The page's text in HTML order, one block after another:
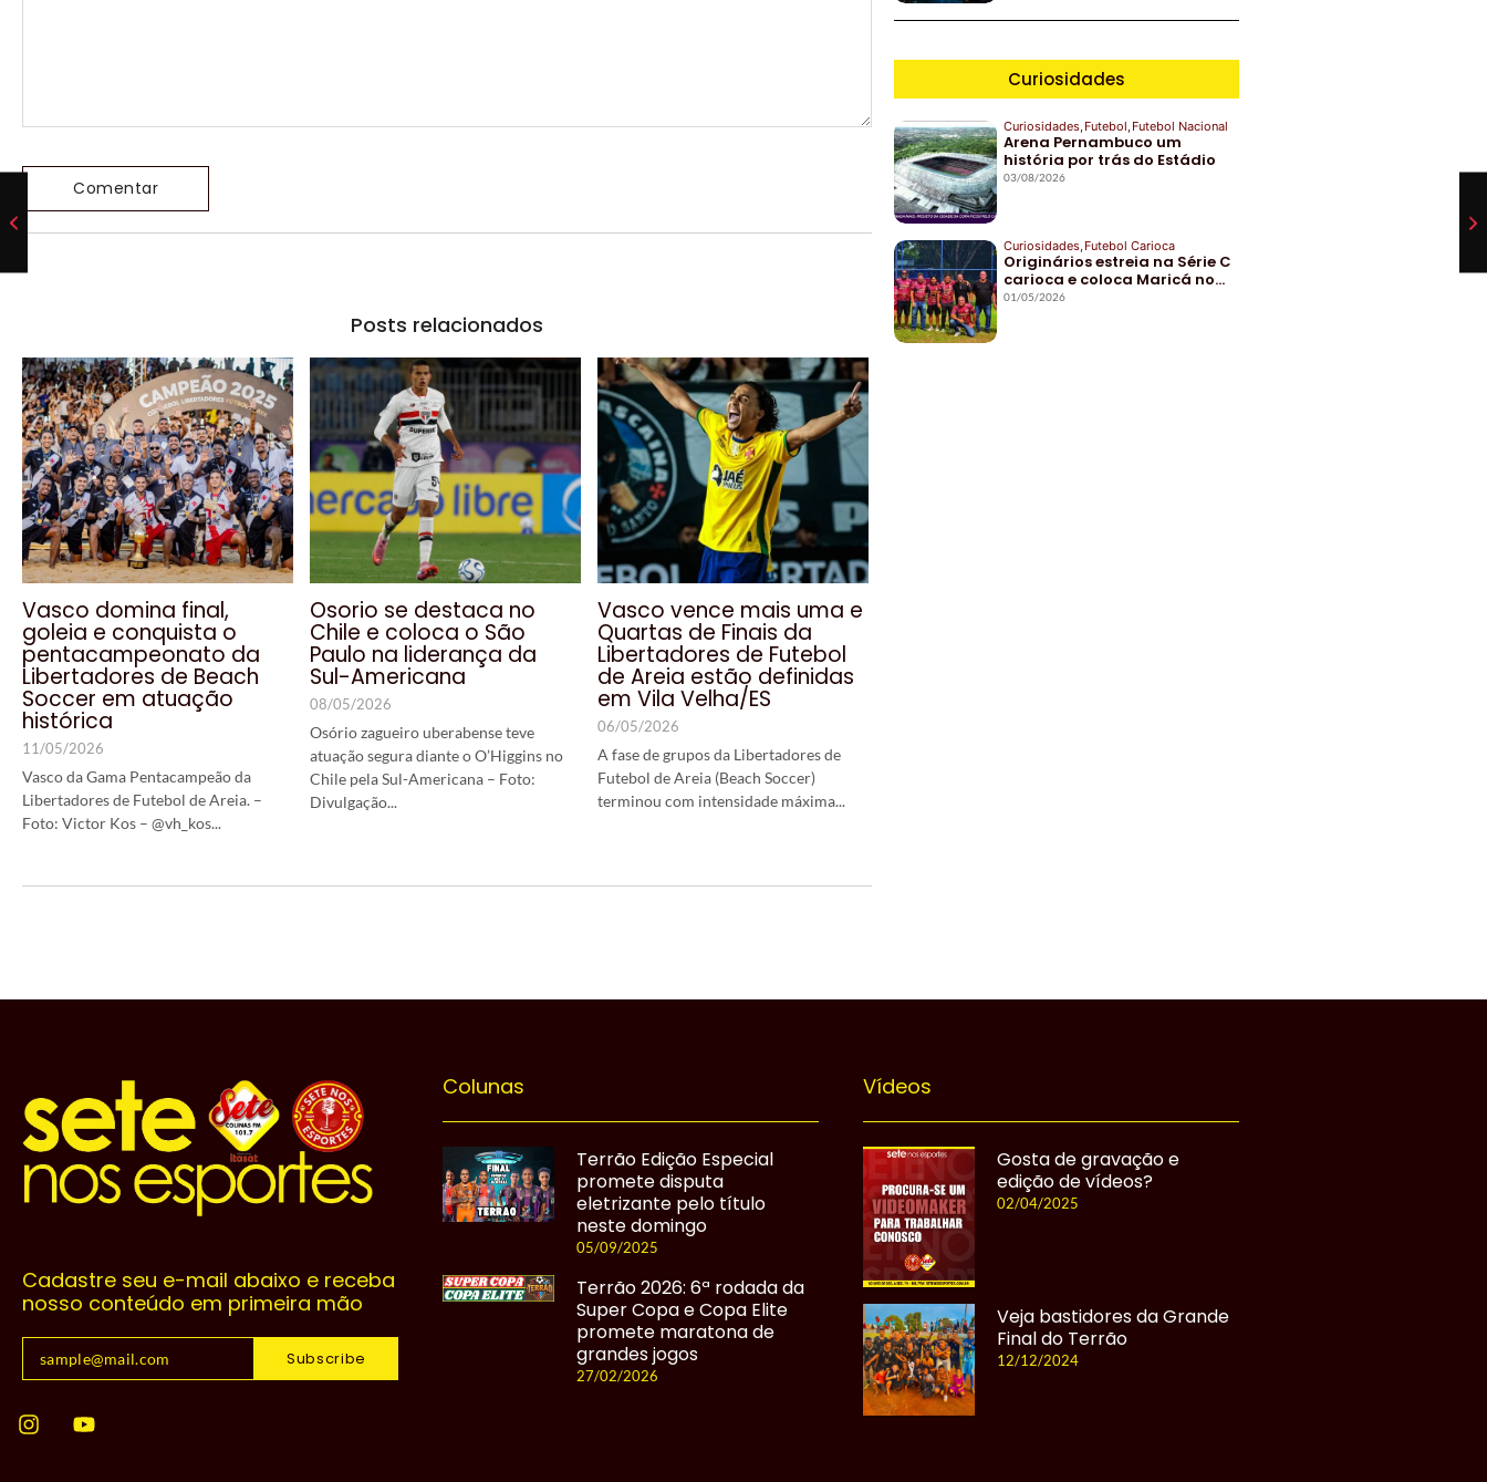
Posts relacionados
Vasco domina final,
goleia e conquista o
pentacampeonato da
Libertadores de Beach
Soccer em atuação
histórica
11/05/2026
Vasco da Gama Pentacampeão da
Libertadores de Futebol de Areia. –
Foto: Victor Kos – @vh_kos...
Osorio se destaca no
Chile e coloca o São
Paulo na liderança da
Sul-Americana
08/05/2026
Osório zagueiro uberabense teve
atuação segura diante o O’Higgins no
Chile pela Sul-Americana – Foto:
Divulgação...
Vasco vence mais uma e
Quartas de Finais da
Libertadores de Futebol
de Areia estão definidas
em Vila Velha/ES
06/05/2026
A fase de grupos da Libertadores de
Futebol de Areia (Beach Soccer)
terminou com intensidade máxima...
Curiosidades
Curiosidades Futebol Futebol Nacional
Arena Pernambuco um
história por trás do Estádio
03/08/2026
Curiosidades Futebol Carioca
Originários estreia na Série C
carioca e coloca Maricá no…
01/05/2026
Cadastre seu e-mail abaixo e receba
nosso conteúdo em primeira mão
Subscribe
Colunas
Terrão Edição Especial
promete disputa
eletrizante pelo título
neste domingo
05/09/2025
Terrão 2026: 6ª rodada da
Super Copa e Copa Elite
promete maratona de
grandes jogos
27/02/2026
Vídeos
Gosta de gravação e
edição de vídeos?
02/04/2025
Veja bastidores da Grande
Final do Terrão
12/12/2024